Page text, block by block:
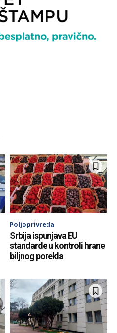
Poljoprivreda
Srbija ispunjava EU
standarde u kontroli hrane
biljnog porekla